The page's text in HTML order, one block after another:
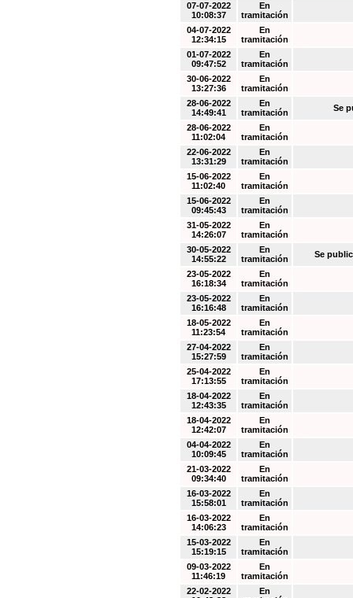
07-07-2022
10:08:37
En
tramitación
04-07-2022
12:34:15
En
tramitación
01-07-2022
09:47:52
En
tramitación
30-06-2022
13:27:36
En
tramitación
28-06-2022
14:49:41
En
tramitación
Se
28-06-2022
11:02:04
En
tramitación
22-06-2022
13:31:29
En
tramitación
15-06-2022
11:02:40
En
tramitación
15-06-2022
09:45:43
En
tramitación
31-05-2022
14:26:07
En
tramitación
30-05-2022
14:55:22
En
tramitación
Se
23-05-2022
16:18:34
En
tramitación
23-05-2022
16:16:48
En
tramitación
18-05-2022
11:23:54
En
tramitación
27-04-2022
15:27:59
En
tramitación
25-04-2022
17:13:55
En
tramitación
18-04-2022
12:43:35
En
tramitación
18-04-2022
12:42:07
En
tramitación
04-04-2022
10:09:45
En
tramitación
21-03-2022
09:34:40
En
tramitación
16-03-2022
15:58:01
En
tramitación
16-03-2022
14:06:23
En
tramitación
15-03-2022
15:19:15
En
tramitación
09-03-2022
11:46:19
En
tramitación
22-02-2022
En